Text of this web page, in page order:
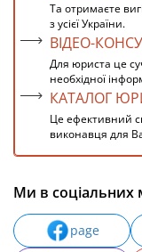
Та отримаєте
з усієї України.
ВІДЕО-
Для юриста це
необхідної
КАТАЛОГ
Це ефективний
виконавця для
Ми в соціальних
page